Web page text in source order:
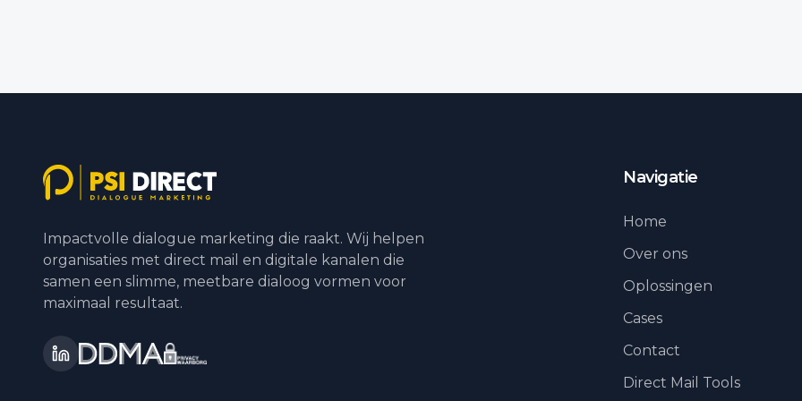
Impactvolle dialogue marketing die raakt. Wij helpen
organisaties met direct mail en digitale kanalen die
samen een slimme, meetbare dialoog vormen voor
maximaal resultaat.
Navigatie
Home
Over ons
Oplossingen
Cases
Contact
Direct Mail Tools